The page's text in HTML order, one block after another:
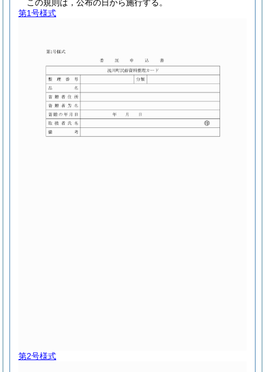
この規則は，公布の日から施行する。
第1号様式
第2号様式